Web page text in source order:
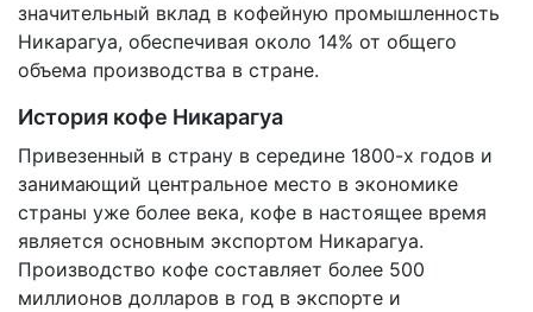
значительный вклад в кофейную промышленность
Никарагуа, обеспечивая около 14% от общего
объема производства в стране.
История кофе Никарагуа
Привезенный в страну в середине 1800-х годов и
занимающий центральное место в экономике
страны уже более века, кофе в настоящее время
является основным экспортом Никарагуа.
Производство кофе составляет более 500
миллионов долларов в год в экспорте и